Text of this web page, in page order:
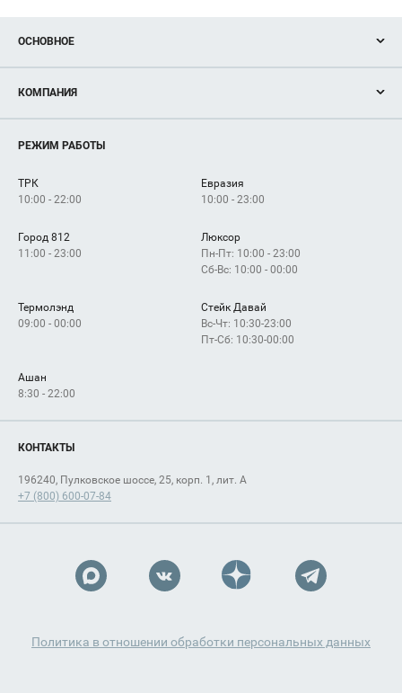
ОСНОВНОЕ
Новости
Магазины
Услуги
КОМПАНИЯ
Рекламодателям
Как добраться
РЕЖИМ РАБОТЫ
ТРК
10:00 - 22:00
Евразия
10:00 - 23:00
Город 812
11:00 - 23:00
Люксор
Пн-Пт: 10:00 - 23:00
Сб-Вс: 10:00 - 00:00
Термолэнд
09:00 - 00:00
Стейк Давай
Вс-Чт: 10:30-23:00
Пт-Сб: 10:30-00:00
Ашан
8:30 - 22:00
КОНТАКТЫ
196240, Пулковское шоссе, 25, корп. 1, лит. А
+7 (800) 600-07-84
Политика в отношении обработки персональных данных